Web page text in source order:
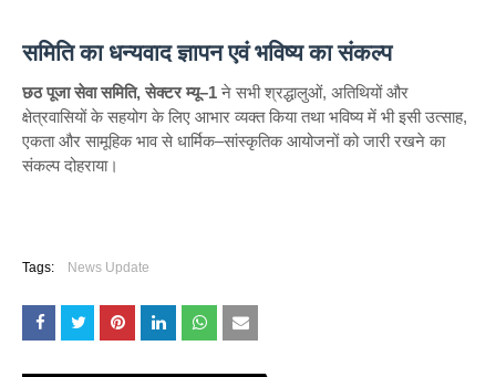
समिति का धन्यवाद ज्ञापन एवं भविष्य का संकल्प
छठ पूजा सेवा समिति, सेक्टर म्यू–1 ने सभी श्रद्धालुओं, अतिथियों और
क्षेत्रवासियों के सहयोग के लिए आभार व्यक्त किया तथा भविष्य में भी इसी उत्साह,
एकता और सामूहिक भाव से धार्मिक–सांस्कृतिक आयोजनों को जारी रखने का
संकल्प दोहराया।
Tags: News Update